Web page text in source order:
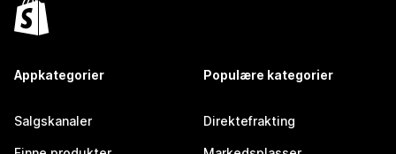
Appkategorier
Salgskanaler
Populære kategorier
Direktefrakting